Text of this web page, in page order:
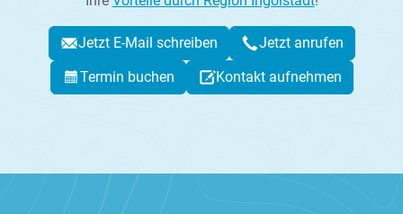
Jetzt E-Mail schreiben
Jetzt anrufen
Termin buchen
Kontakt aufnehmen